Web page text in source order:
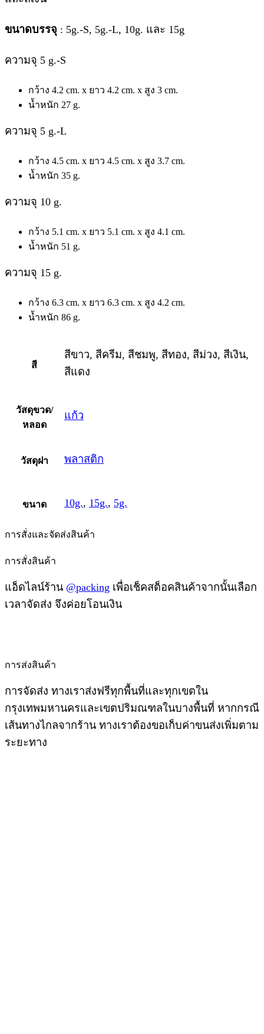
ขนาดบรรจุ : 5g.-S, 5g.-L, 10g. และ 15g
ความจุ 5 g.-S
กว้าง 4.2 cm. x ยาว 4.2 cm. x สูง 3 cm.
น้ำหนัก 27 g.
ความจุ 5 g.-L
กว้าง 4.5 cm. x ยาว 4.5 cm. x สูง 3.7 cm.
น้ำหนัก 35 g.
ความจุ 10 g.
กว้าง 5.1 cm. x ยาว 5.1 cm. x สูง 4.1 cm.
น้ำหนัก 51 g.
ความจุ 15 g.
กว้าง 6.3 cm. x ยาว 6.3 cm. x สูง 4.2 cm.
น้ำหนัก 86 g.
สี
สีขาว, สีครีม, สีชมพู, สีทอง, สีม่วง, สีเงิน,
สีแดง
วัสดุขวด/
หลอด
แก้ว
วัสดุฝา พลาสติก
ขนาด 10g., 15g., 5g.
การสั่งและจัดส่งสินค้า
การสั่งสินค้า
แอ็ดไลน์ร้าน @packing เพื่อเช็คสต็อคสินค้าจากนั้นเลือก
เวลาจัดส่ง จึงค่อยโอนเงิน
การส่งสินค้า
การจัดส่ง ทางเราส่งฟรีทุกพื้นที่และทุกเขตใน
กรุงเทพมหานครและเขตปริมณฑลในบางพื้นที่ หากกรณี
เส้นทางไกลจากร้าน ทางเราต้องขอเก็บค่าขนส่งเพิ่มตาม
ระยะทาง